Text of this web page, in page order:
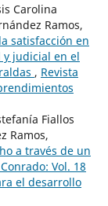
Carolina
Ramos,
satisfacción en
y judicial en el
, Revista
Fiallos
Ramos,
a través de un
Vol. 18
el desarrollo